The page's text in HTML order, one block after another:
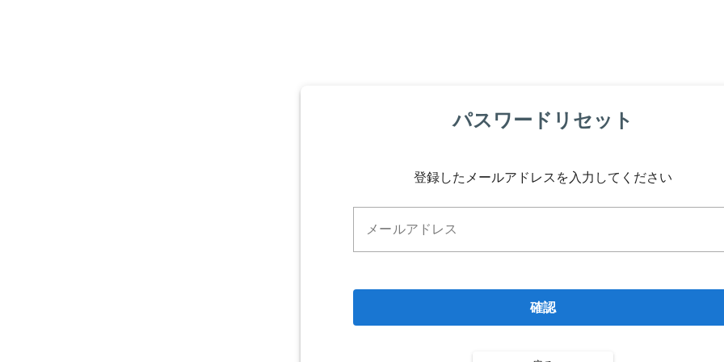
パスワードリセット
登録したメールアドレスを入力してください
メールアドレス
確認